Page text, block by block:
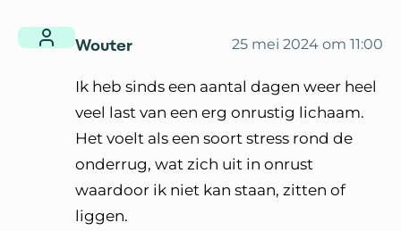
Wouter 25 mei 2024 om 11:00
Ik heb sinds een aantal dagen weer heel
veel last van een erg onrustig lichaam.
Het voelt als een soort stress rond de
onderrug, wat zich uit in onrust
waardoor ik niet kan staan, zitten of
liggen.